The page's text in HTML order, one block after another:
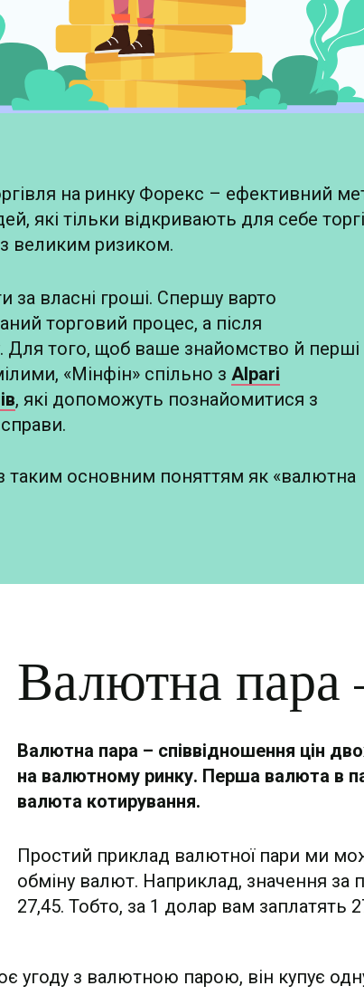
на ринку Форекс – ефективний
які тільки відкривають для себе
великим ризиком.
за власні гроші. Спершу варто
торговий процес, а після
Для того, щоб ваше знайомство й перші
«Мінфін» спільно з Alpari
, які допоможуть познайомитися з
таким основним поняттям як «валютна
Валютна пара
Валютна пара – співвідношення цін
на валютному ринку. Перша валюта в
валюта котирування.
Простий приклад валютної пари ми
обміну валют. Наприклад, значення
27,45. Тобто, за 1 долар вам заплатять
угоду з валютною парою, він купує